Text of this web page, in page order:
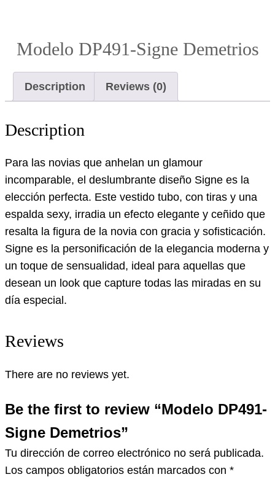
Modelo DP491-Signe Demetrios
Description Reviews (0)
Description
Para las novias que anhelan un glamour
incomparable, el deslumbrante diseño Signe es la
elección perfecta. Este vestido tubo, con tiras y una
espalda sexy, irradia un efecto elegante y ceñido que
resalta la figura de la novia con gracia y sofisticación.
Signe es la personificación de la elegancia moderna y
un toque de sensualidad, ideal para aquellas que
desean un look que capture todas las miradas en su
día especial.
Reviews
There are no reviews yet.
Be the first to review “Modelo DP491-
Signe Demetrios”
Tu dirección de correo electrónico no será publicada.
Los campos obligatorios están marcados con *